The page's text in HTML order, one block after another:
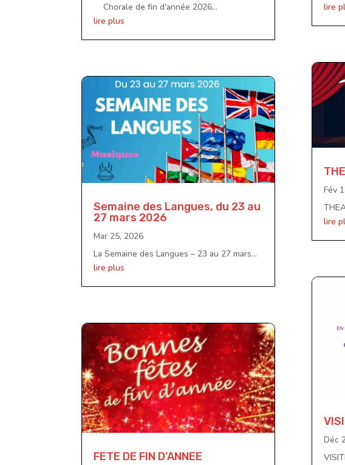
Chorale de fin d'année 2026...
lire plus
Semaine des Langues, du 23 au
27 mars 2026
Mar 25, 2026
La Semaine des Langues – 23 au 27 mars...
lire plus
FETE DE FIN D’ANNEE
lire
Fév
lire
Déc